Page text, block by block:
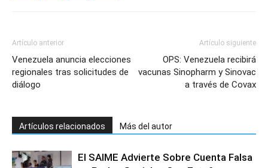
Artículo anterior
Venezuela anuncia elecciones
regionales tras solicitudes de
diálogo
Artículo siguiente
OPS: Venezuela recibirá
vacunas Sinopharm y Sinovac
a través de Covax
Artículos relacionados Más del autor
El SAIME Advierte Sobre Cuenta Falsa